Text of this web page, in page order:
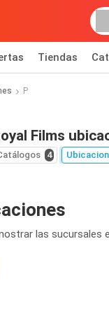
Tiendas
P
Films
4
las sucursales